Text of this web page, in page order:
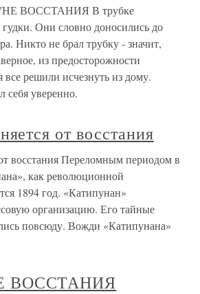
ВОССТАНИЯ В трубке
гудки. Они словно доносились до
Никто не брал трубку - значит,
из предосторожности
все решили исчезнуть из дому.
себя уверенно.
от восстания
восстания Переломным периодом в
как революционной
1894 год. «Катипунан»
организацию. Его тайные
повсюду. Вожди «Катипунана»
ВОССТАНИЯ